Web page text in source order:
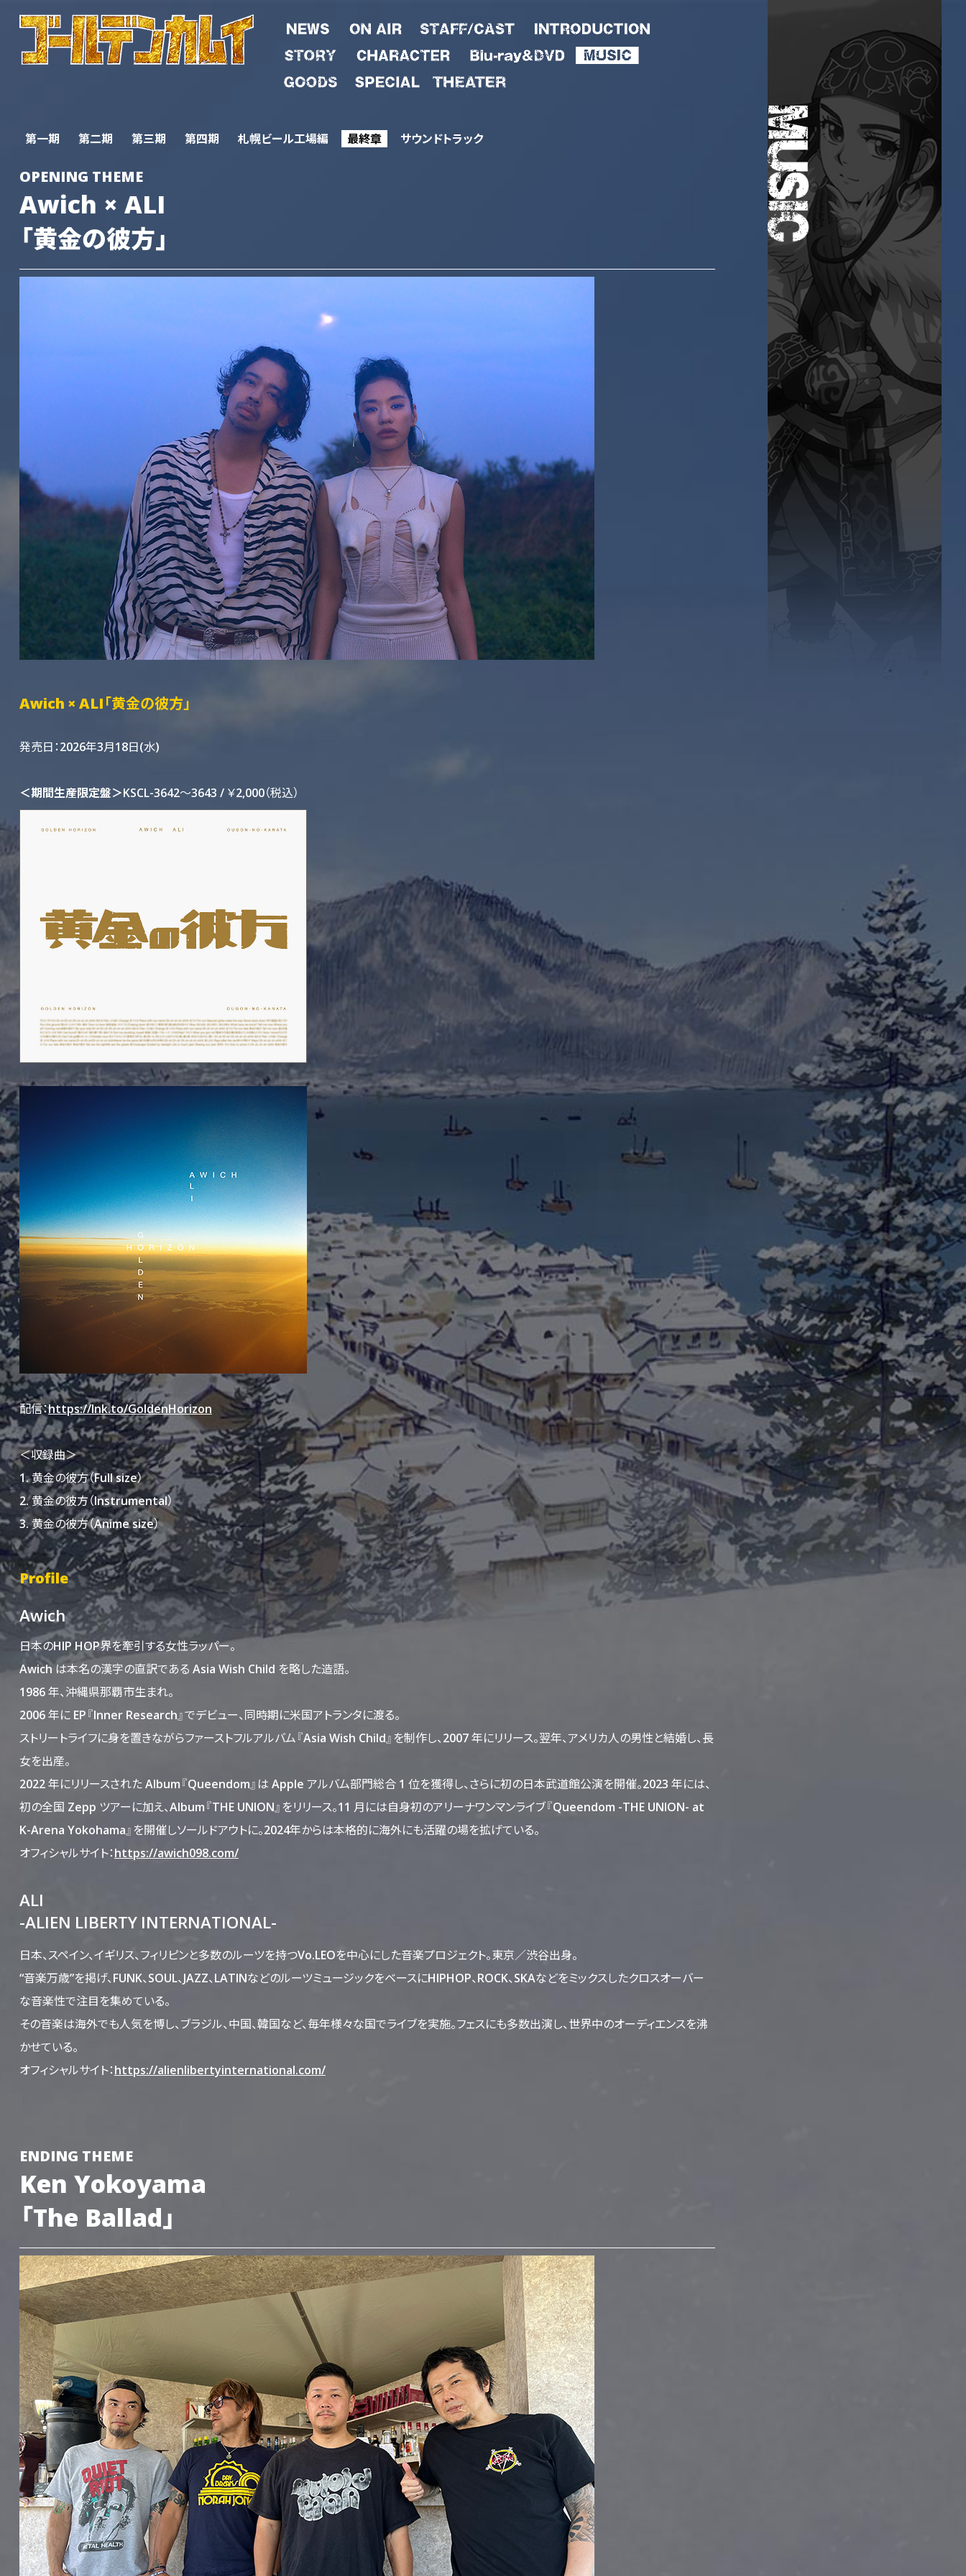
第一期 第二期 第三期 第四期 札幌ビール工場編 最終章 サウンドトラック
OPENING THEME
Awich × ALI
「黄金の彼方」
Awich × ALI「黄金の彼方」
発売日：2026年3月18日(水)
＜期間生産限定盤＞KSCL-3642～3643 / ￥2,000（税込）
配信：https://lnk.to/GoldenHorizon
＜収録曲＞
1. 黄金の彼方（Full size）
2. 黄金の彼方（Instrumental）
3. 黄金の彼方（Anime size）
Profile
Awich
日本のHIP HOP界を牽引する女性ラッパー。
Awich は本名の漢字の直訳である Asia Wish Child を略した造語。
1986 年、沖縄県那覇市生まれ。
2006 年に EP『Inner Research』でデビュー、同時期に米国アトランタに渡る。
ストリートライフに身を置きながらファーストフルアルバム『Asia Wish Child』を制作し、2007 年にリリース。翌年、アメリカ人の男性と結婚し、長
女を出産。
2022 年にリリースされた Album『Queendom』は Apple アルバム部門総合 1 位を獲得し、さらに初の日本武道館公演を開催。2023 年には、
初の全国 Zepp ツアーに加え、Album『THE UNION』をリリース。11 月には自身初のアリーナワンマンライブ『Queendom -THE UNION- at
K-Arena Yokohama』を開催しソールドアウトに。2024年からは本格的に海外にも活躍の場を拡げている。
オフィシャルサイト：https://awich098.com/
ALI
-ALIEN LIBERTY INTERNATIONAL-
日本、スペイン、イギリス、フィリピンと多数のルーツを持つVo.LEOを中心にした音楽プロジェクト。東京／渋谷出身。
“音楽万歳”を掲げ、FUNK、SOUL、JAZZ、LATINなどのルーツミュージックをベースにHIPHOP、ROCK、SKAなどをミックスしたクロスオーバー
な音楽性で注目を集めている。
その音楽は海外でも人気を博し、ブラジル、中国、韓国など、毎年様々な国でライブを実施。フェスにも多数出演し、世界中のオーディエンスを沸
かせている。
オフィシャルサイト：https://alienlibertyinternational.com/
ENDING THEME
Ken Yokoyama
「The Ballad」